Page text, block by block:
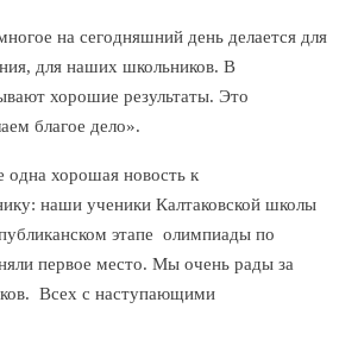
на сегодняшний день делается для
для наших школьников. В
хорошие результаты. Это
благое дело».
одна хорошая новость к
наши ученики Калтаковской школы
этапе олимпиады по
первое место. Мы очень рады за
Всех с наступающими